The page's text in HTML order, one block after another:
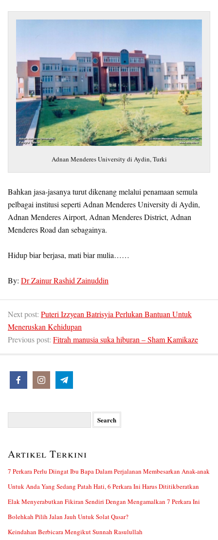
Adnan Menderes University di Aydin, Turki
Bahkan jasa-jasanya turut dikenang melalui penamaan semula
pelbagai institusi seperti Adnan Menderes University di Aydin,
Adnan Menderes Airport, Adnan Menderes District, Adnan
Menderes Road dan sebagainya.
Hidup biar berjasa, mati biar mulia……
By: Dr Zainur Rashid Zainuddin
Next post: Puteri Izzyean Batrisyia Perlukan Bantuan Untuk
Meneruskan Kehidupan
Previous post: Fitrah manusia suka hiburan – Sham Kamikaze
Artikel Terkini
7 Perkara Perlu Diingat Ibu Bapa Dalam Perjalanan Membesarkan Anak-anak
Untuk Anda Yang Sedang Patah Hati, 6 Perkara Ini Harus Dititikberatkan
Elak Menyerabutkan Fikiran Sendiri Dengan Mengamalkan 7 Perkara Ini
Bolehkah Pilih Jalan Jauh Untuk Solat Qasar?
Keindahan Berbicara Mengikut Sunnah Rasulullah